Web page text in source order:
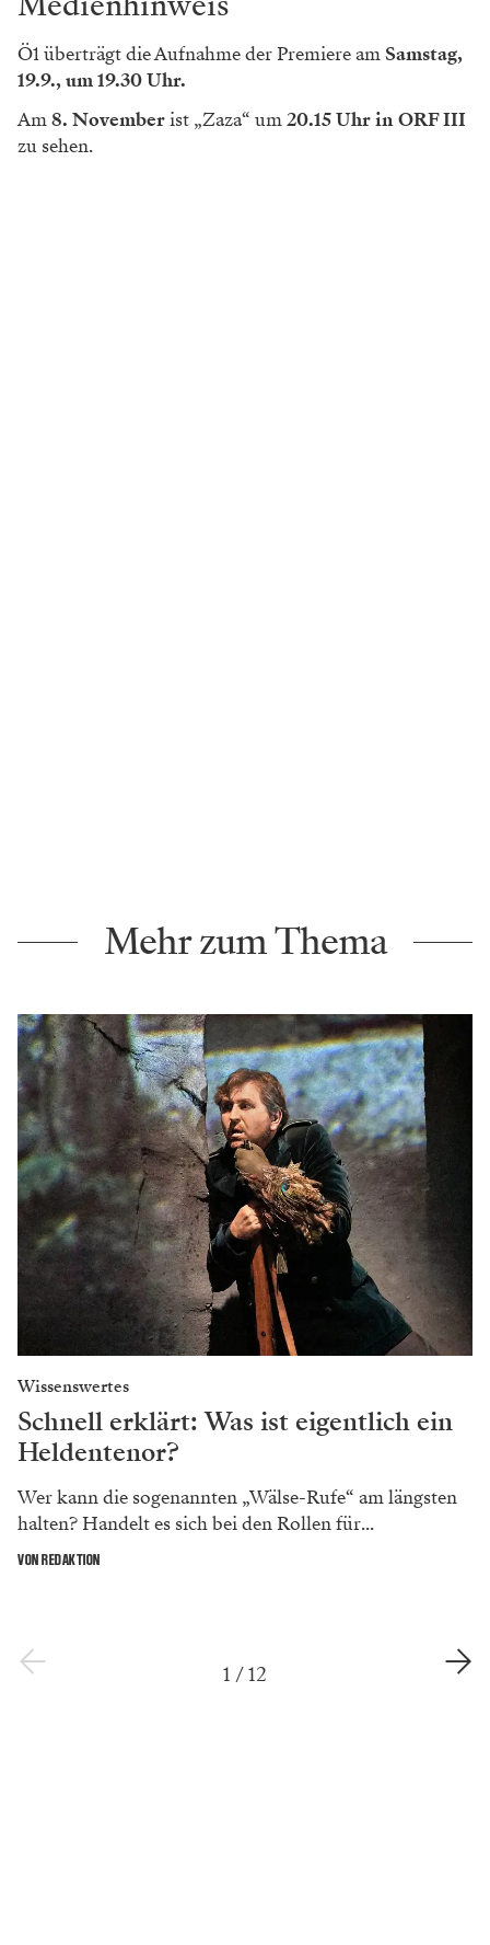
Ö1 überträgt die Aufnahme der Premiere amSamstag,
19.9., um 19.30 Uhr.
Am8. Novemberist „Zaza“ um20.15 Uhr in ORF III
zu sehen.
Mehr zum Thema
Wissenswertes
Schnell erklärt: Was ist eigentlich ein
Heldentenor?
Wer kann die sogenannten „Wälse-Rufe“ am längsten
halten? Handelt es sich bei den Rollen für...
VON REDAKTION
1 /12